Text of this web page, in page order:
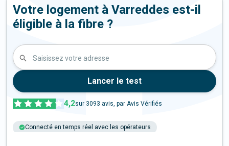
Votre logement à Varreddes est-il
éligible à la fibre ?
Saisissez votre adresse
Lancer le test
4,2sur 3093 avis, par Avis Vérifiés
Connecté en temps réel avec les opérateurs